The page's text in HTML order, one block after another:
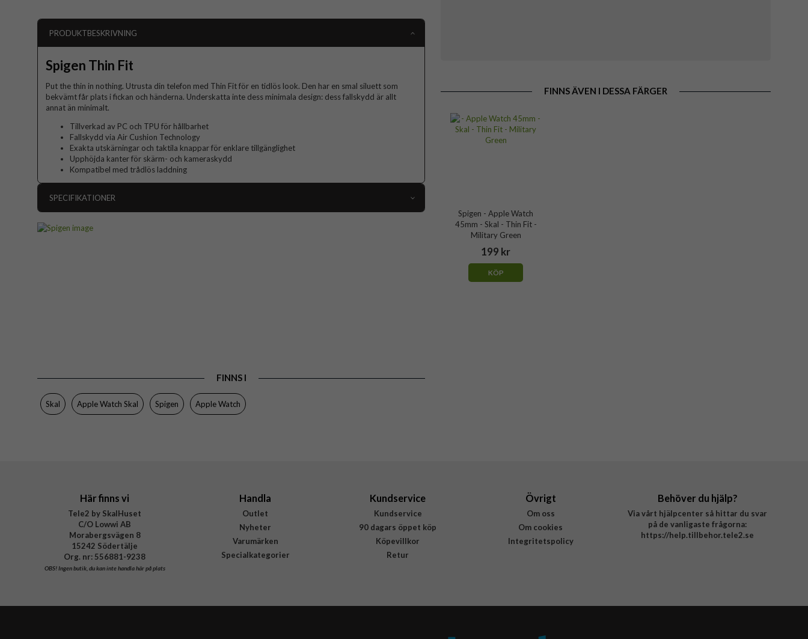
FINNS ÄVEN I DESSA FÄRGER
Spigen - Apple Watch
45mm - Skal - Thin Fit -
Military Green
199 kr
KÖP
PRODUKTBESKRIVNING
Spigen Thin Fit
Put the thin in nothing. Utrusta din telefon med Thin Fit för en tidlös look. Den har en smal siluett som
bekvämt får plats i fickan och händerna. Underskatta inte dess minimala design: dess fallskydd är allt
annat än minimalt.
Tillverkad av PC och TPU för hållbarhet
Fallskydd via Air Cushion Technology
Exakta utskärningar och taktila knappar för enklare tillgänglighet
Upphöjda kanter för skärm- och kameraskydd
Kompatibel med trådlös laddning
SPECIFIKATIONER
FINNS I
Skal Apple Watch Skal Spigen Apple Watch
Här finns vi
Tele2 by SkalHuset
C/O Lowwi AB
Morabergsvägen 8
15242 Södertälje
Org. nr: 556881-9238
OBS!Ingen butik, du kan inte handla här på plats
Handla
Outlet
Nyheter
Varumärken
Specialkategorier
Kundservice
Kundservice
90 dagars öppet köp
Köpevillkor
Retur
Övrigt
Om oss
Om cookies
Integritetspolicy
Behöver du hjälp?
Via vårt hjälpcenter så hittar du svar
på de vanligaste frågorna:
https://help.tillbehor.tele2.se